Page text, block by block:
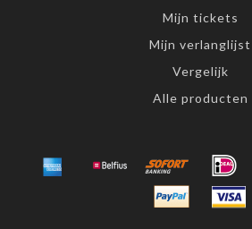
Mijn tickets
Mijn verlanglijst
Vergelijk
Alle producten